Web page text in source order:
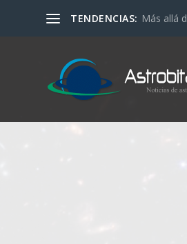
TENDENCIAS: Más allá